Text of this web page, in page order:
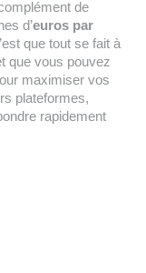
de
d’euros par
que tout se fait à
que vous pouvez
maximiser vos
plateformes,
rapidement